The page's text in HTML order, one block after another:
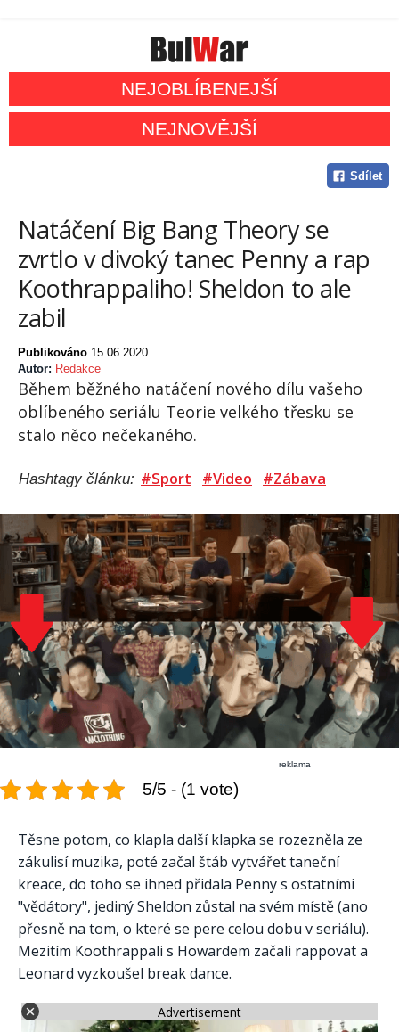
NEJOBLÍBENEJŠÍ
NEJNOVĚJŠÍ
Sdílet
Natáčení Big Bang Theory se
zvrtlo v divoký tanec Penny a rap
Koothrappaliho! Sheldon to ale
zabil
Publikováno 15.06.2020
Autor: Redakce
Během běžného natáčení nového dílu vašeho
oblíbeného seriálu Teorie velkého třesku se
stalo něco nečekaného.
Hashtagy článku: #Sport #Video #Zábava
reklama
5/5 - (1 vote)
Těsne potom, co klapla další klapka se rozezněla ze
zákulisí muzika, poté začal štáb vytvářet taneční
kreace, do toho se ihned přidala Penny s ostatními
"vědátory", jediný Sheldon zůstal na svém místě (ano
přesně na tom, o které se pere celou dobu v seriálu).
Mezitím Koothrappali s Howardem začali rappovat a
Leonard vyzkoušel break dance.
Advertisement